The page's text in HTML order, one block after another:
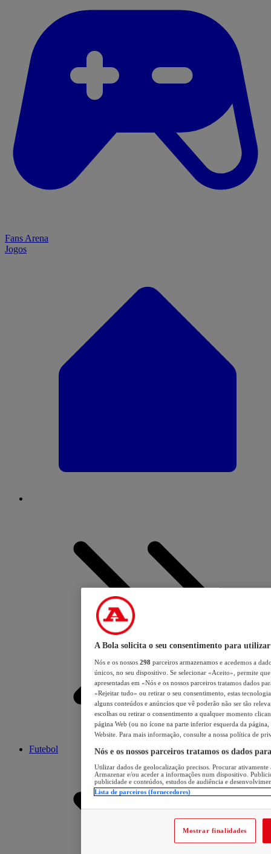
Fans Arena
Jogos
Futebol
A Bola solicita o seu consentimento para utilizar
Nós e os nossos 298 parceiros armazenamos e acedemos a
únicos, no seu dispositivo. Se selecionar «Aceito», permite
apresentadas em «Nós e os nossos parceiros tratamos dados
«Rejeitar tudo» ou retirar o seu consentimento, estas
alguns conteúdos e anúncios que vê poderão não ser tão
escolhas ou retirar o consentimento a qualquer momento
página Web (ou no ícone na parte inferior esquerda da página,
Website. Para mais informação, consulte a nossa política de
Nós e os nossos parceiros tratamos os dados
Utilizar dados de geolocalização precisos. Procurar
Armazenar e/ou aceder a informações num dispositivo.
publicidade e conteúdos, estudos de audiência e
Lista de parceiros (fornecedores)
Mostrar finalidades